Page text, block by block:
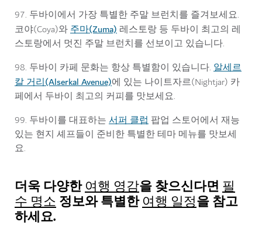
97. 두바이에서 가장 특별한 주말 브런치를 즐겨보세요.
코야(Coya)와주마(Zuma) 레스토랑 등 두바이 최고의 레
스토랑에서 멋진 주말 브런치를 선보이고 있습니다.
98. 두바이 카페 문화는 항상 특별함이 있습니다. 알세르
칼 거리(Alserkal Avenue)에 있는 나이트자르(Nightjar) 카
페에서 두바이 최고의 커피를 맛보세요.
99. 두바이를 대표하는 서퍼 클럽 팝업 스토어에서 재능
있는 현지 셰프들이 준비한 특별한 테마 메뉴를 맛보세
요.
더욱 다양한여행 영감을 찾으신다면필
수 명소정보와 특별한여행 일정을 참고
하세요.